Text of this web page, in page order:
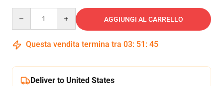
AGGIUNGI AL CARRELLO
Questa vendita termina tra 03: 51 : 45
Deliver to United States